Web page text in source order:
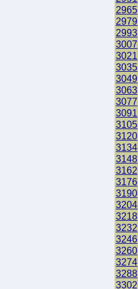
2965
2979
2993
3007
3021
3035
3049
3063
3077
3091
3105
3120
3134
3148
3162
3176
3190
3204
3218
3232
3246
3260
3274
3288
3302